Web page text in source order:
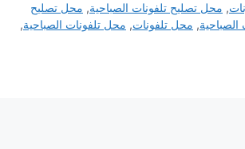
, محل تصليح تلفونات الصباحية, محل تصليح
, محل تلفونات, محل تلفونات الصباحية,